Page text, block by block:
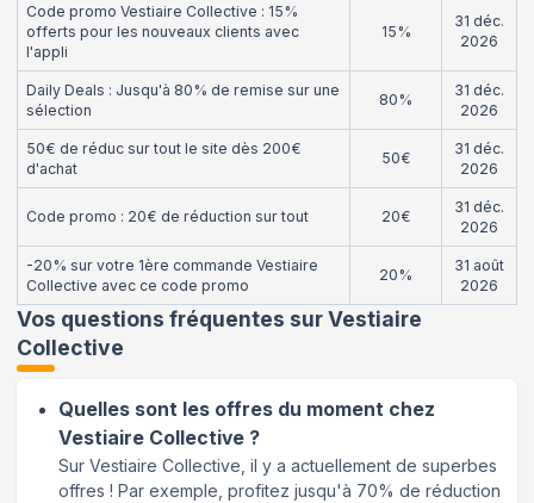
Code promo Vestiaire Collective : 15%
offerts pour les nouveaux clients avec
l'appli
15%
31 déc.
2026
Daily Deals : Jusqu'à 80% de remise sur une
sélection
80%
31 déc.
2026
50€ de réduc sur tout le site dès 200€
d'achat
50€
31 déc.
2026
Code promo : 20€ de réduction sur tout 20€
31 déc.
2026
-20% sur votre 1ère commande Vestiaire
Collective avec ce code promo
20%
31 août
2026
Vos questions fréquentes surVestiaire
Collective
Quelles sont les offres du moment chez
Vestiaire Collective ?
Sur Vestiaire Collective, il y a actuellement de superbes
offres ! Par exemple, profitez jusqu'à 70% de réduction